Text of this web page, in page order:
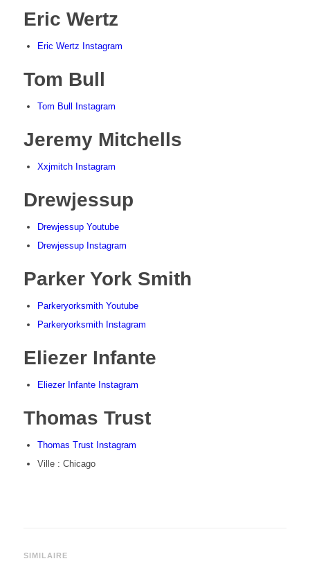
Eric Wertz
Eric Wertz Instagram
Tom Bull
Tom Bull Instagram
Jeremy Mitchells
Xxjmitch Instagram
Drewjessup
Drewjessup Youtube
Drewjessup Instagram
Parker York Smith
Parkeryorksmith Youtube
Parkeryorksmith Instagram
Eliezer Infante
Eliezer Infante Instagram
Thomas Trust
Thomas Trust Instagram
Ville : Chicago
SIMILAIRE